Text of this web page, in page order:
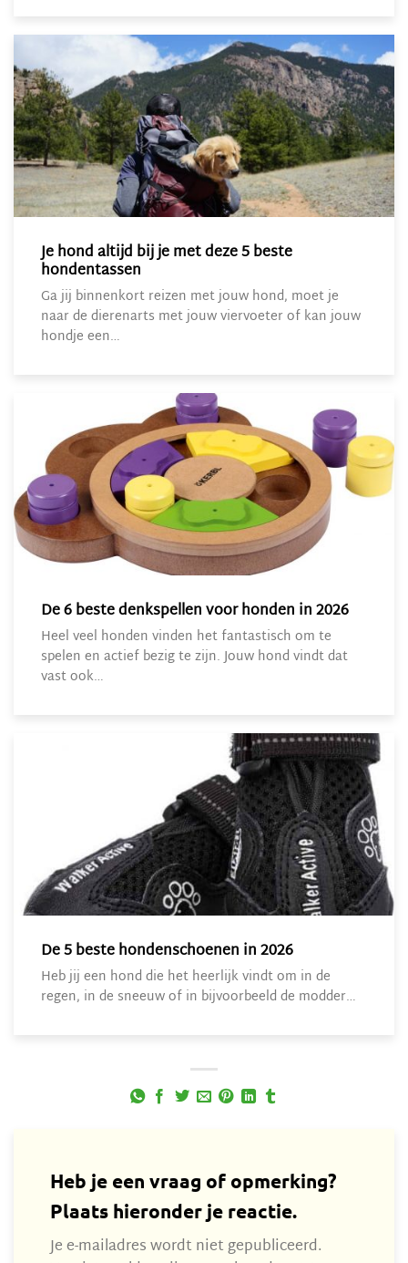
Je hond altijd bij je met deze 5 beste
hondentassen
Ga jij binnenkort reizen met jouw hond, moet je
naar de dierenarts met jouw viervoeter of kan jouw
hondje een…
De 6 beste denkspellen voor honden in 2026
Heel veel honden vinden het fantastisch om te
spelen en actief bezig te zijn. Jouw hond vindt dat
vast ook…
De 5 beste hondenschoenen in 2026
Heb jij een hond die het heerlijk vindt om in de
regen, in de sneeuw of in bijvoorbeeld de modder…
Heb je een vraag of opmerking?
Plaats hieronder je reactie.
Je e-mailadres wordt niet gepubliceerd.